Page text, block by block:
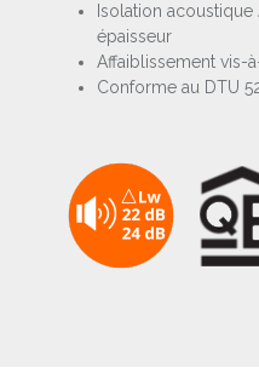
Isolation
épaisseur
Affaiblissement vis-
Conforme au DTU